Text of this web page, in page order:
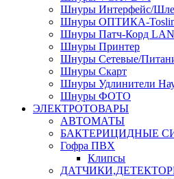
Шнуры Интерфейс/
Шнуры ОПТИКА-
Шнуры Патч-Корд LAN
Шнуры Принтер
Шнуры Сетевые/
Шнуры Скарт
Шнуры Удлинители
Шнуры ФОТО
ЭЛЕКТРОТОВАРЫ
АВТОМАТЫ
БАКТЕРИЦИДНЫЕ
Гофра ПВХ
Клипсы